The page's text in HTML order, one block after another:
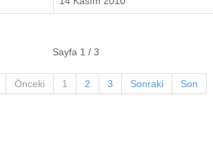
Sayfa 1 / 3
Önceki 1 2 3 Sonraki Son